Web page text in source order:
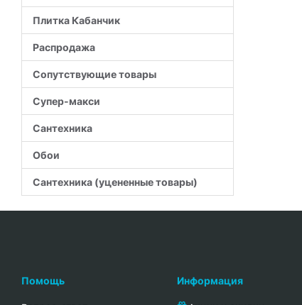
Плитка Кабанчик
Распродажа
Сопутствующие товары
Супер-макси
Сантехника
Обои
Сантехника (уцененные товары)
Помощь Информация